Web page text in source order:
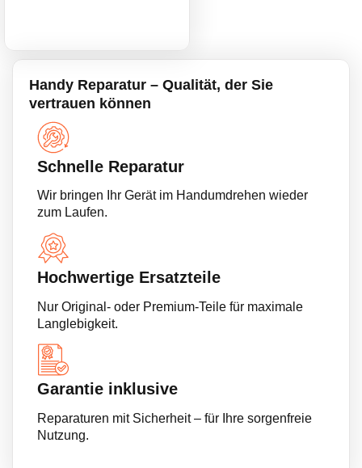
Handy Reparatur – Qualität, der Sie
vertrauen können
Schnelle Reparatur
Wir bringen Ihr Gerät im Handumdrehen wieder
zum Laufen.
Hochwertige Ersatzteile
Nur Original- oder Premium-Teile für maximale
Langlebigkeit.
Garantie inklusive
Reparaturen mit Sicherheit – für Ihre sorgenfreie
Nutzung.